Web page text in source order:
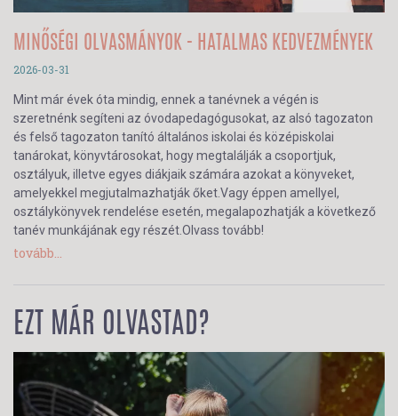
MINŐSÉGI OLVASMÁNYOK - HATALMAS KEDVEZMÉNYEK
2026-03-31
Mint már évek óta mindig, ennek a tanévnek a végén is
szeretnénk segíteni az óvodapedagógusokat, az alsó tagozaton
és felső tagozaton tanító általános iskolai és középiskolai
tanárokat, könyvtárosokat, hogy megtalálják a csoportjuk,
osztályuk, illetve egyes diákjaik számára azokat a könyveket,
amelyekkel megjutalmazhatják őket.Vagy éppen amellyel,
osztálykönyvek rendelése esetén, megalapozhatják a következő
tanév munkájának egy részét.Olvass tovább!
tovább...
EZT MÁR OLVASTAD?